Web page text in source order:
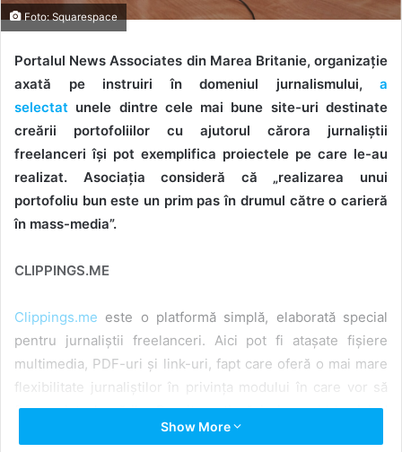
Foto: Squarespace
Portalul News Associates din Marea Britanie, organizație
axată pe instruiri în domeniul jurnalismului, a
selectat unele dintre cele mai bune site-uri destinate
creării portofoliilor cu ajutorul cărora jurnaliștii
freelanceri își pot exemplifica proiectele pe care le-au
realizat. Asociația consideră că „realizarea unui
portofoliu bun este un prim pas în drumul către o carieră
în mass-media”.
CLIPPINGS.ME
Clippings.me este o platformă simplă, elaborată special
pentru jurnaliștii freelanceri. Aici pot fi atașate fișiere
multimedia, PDF-uri și link-uri, fapt care oferă o mai mare
flexibilitate jurnaliștilor în privința modului în care vor să
fie aranjate lucrările. Pe site veți găsi și unghidprivind
elaborarea unor astfel de portofolii. De asemenea,
Show More